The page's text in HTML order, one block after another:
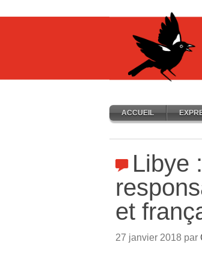
ACCUEIL
Libye
et
27 janvier 2018 par